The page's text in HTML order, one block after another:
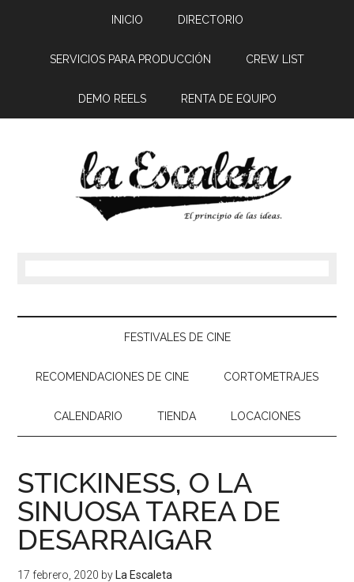
INICIO DIRECTORIO
SERVICIOS PARA PRODUCCIÓN CREW LIST
DEMO REELS RENTA DE EQUIPO
FESTIVALES DE CINE
RECOMENDACIONES DE CINE CORTOMETRAJES
CALENDARIO TIENDA LOCACIONES
STICKINESS, O LA
SINUOSA TAREA DE
DESARRAIGAR
17 febrero, 2020 by La Escaleta